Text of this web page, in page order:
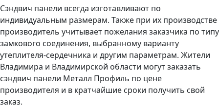
Сэндвич панели всегда изготавливают по
индивидуальным размерам. Также при их производстве
производитель учитывает пожелания заказчика по типу
замкового соединения, выбранному варианту
утеплителя-сердечника и другим параметрам. Жители
Владимира и Владимирской области могут заказать
сэндвич панели Металл Профиль по цене
производителя и в кратчайшие сроки получить свой
заказ.